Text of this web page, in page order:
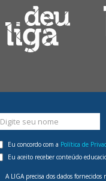
Digite seu nome
Eu concordo com a Política de
Eu aceito receber conteúdo
A LIGA precisa dos dados